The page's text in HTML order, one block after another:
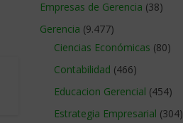
Empresas de Gerencia (38)
Gerencia (9.477)
Ciencias Económicas (80)
Contabilidad (466)
Educacion Gerencial (454)
Estrategia Empresarial (304)